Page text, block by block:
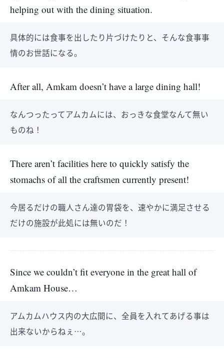
helping out with the dining situation.
具体的には食事を出したり片づけたりと、そんな食事事
情のお世話になる。
After all, Amkam doesn’t have a large dining hall!
なんつったってアムカムには、おっきな食堂なんて無い
ものね！
There aren’t facilities here to quickly satisfy the
stomachs of all the craftsmen currently present!
今居るだけの職人さん達の胃袋を、速やかに満足させる
だけの施設が此処には無いのだ！
Since we couldn’t fit everyone in the great hall of
Amkam House…
アムカムハウス内の大広間に、全員を入れてあげる事は
出来ないからねぇ…。